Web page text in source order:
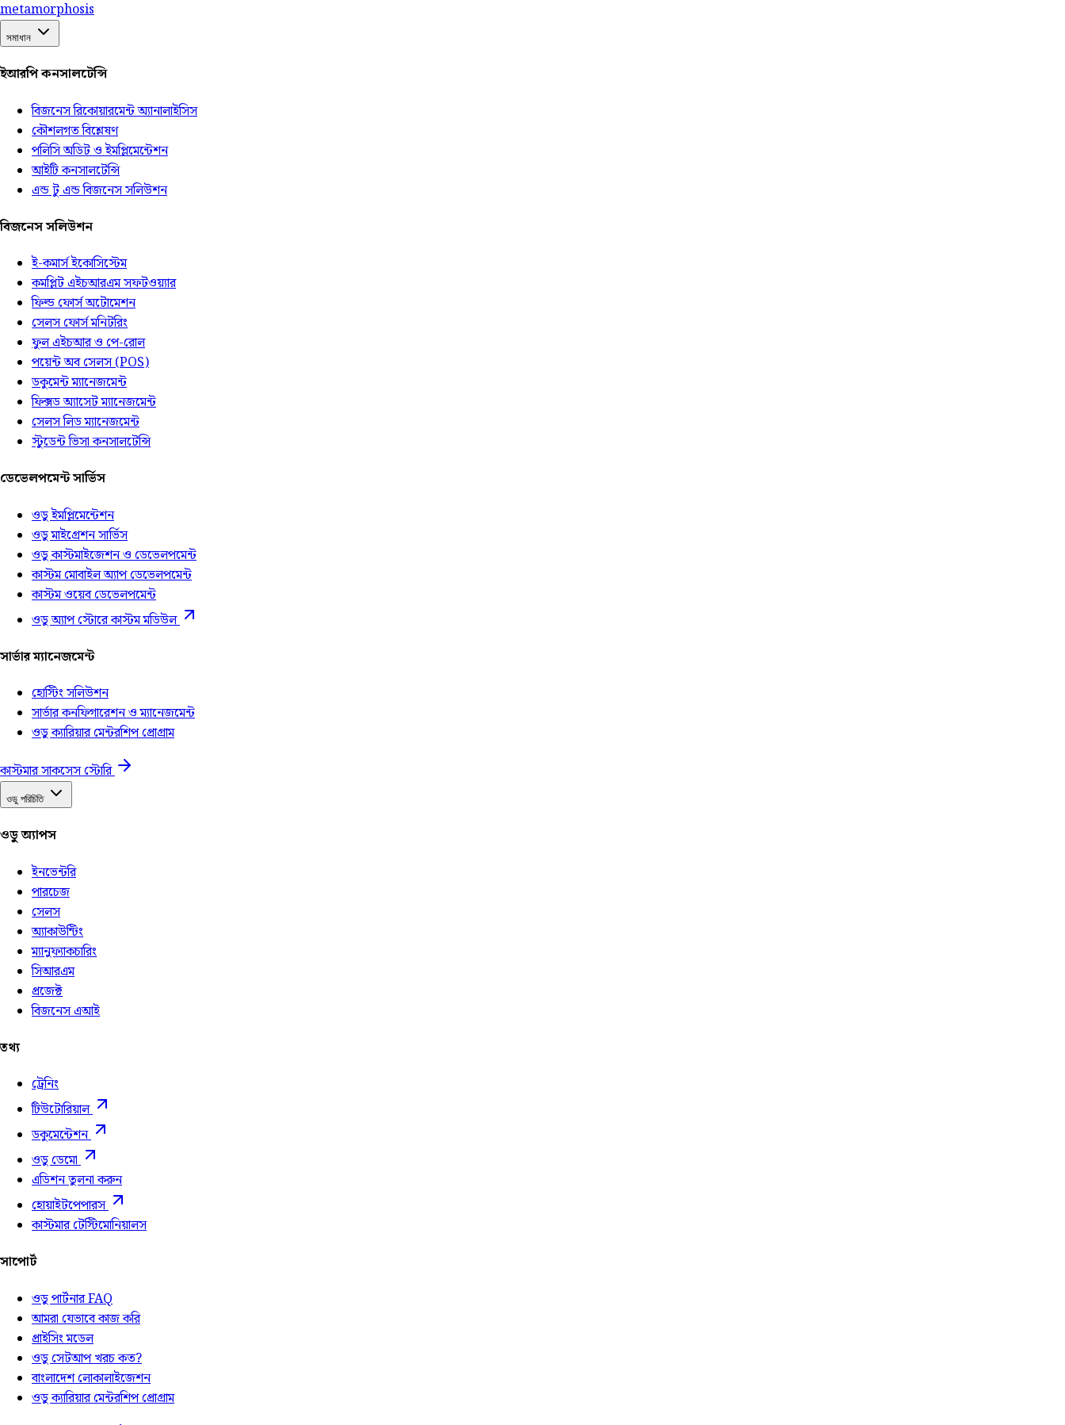
metamorphosis
সমাধান
ইআরপি কনসালটেন্সি
বিজনেস রিকোয়ারমেন্ট অ্যানালাইসিস
কৌশলগত বিশ্লেষণ
পলিসি অডিট ও ইমপ্লিমেন্টেশন
আইটি কনসালটেন্সি
এন্ড টু এন্ড বিজনেস সলিউশন
বিজনেস সলিউশন
ই-কমার্স ইকোসিস্টেম
কমপ্লিট এইচআরএম সফটওয়্যার
ফিল্ড ফোর্স অটোমেশন
সেলস ফোর্স মনিটরিং
ফুল এইচআর ও পে-রোল
পয়েন্ট অব সেলস (POS)
ডকুমেন্ট ম্যানেজমেন্ট
ফিক্সড অ্যাসেট ম্যানেজমেন্ট
সেলস লিড ম্যানেজমেন্ট
স্টুডেন্ট ভিসা কনসালটেন্সি
ডেভেলপমেন্ট সার্ভিস
ওডু ইমপ্লিমেন্টেশন
ওডু মাইগ্রেশন সার্ভিস
ওডু কাস্টমাইজেশন ও ডেভেলপমেন্ট
কাস্টম মোবাইল অ্যাপ ডেভেলপমেন্ট
কাস্টম ওয়েব ডেভেলপমেন্ট
ওডু অ্যাপ স্টোরে কাস্টম মডিউল
সার্ভার ম্যানেজমেন্ট
হোস্টিং সলিউশন
সার্ভার কনফিগারেশন ও ম্যানেজমেন্ট
ওডু ক্যারিয়ার মেন্টরশিপ প্রোগ্রাম
কাস্টমার সাকসেস স্টোরি
ওডু পরিচিতি
ওডু অ্যাপস
ইনভেন্টরি
পারচেজ
সেলস
অ্যাকাউন্টিং
ম্যানুফ্যাকচারিং
সিআরএম
প্রজেক্ট
বিজনেস এআই
তথ্য
ট্রেনিং
টিউটোরিয়াল
ডকুমেন্টেশন
ওডু ডেমো
এডিশন তুলনা করুন
হোয়াইটপেপারস
কাস্টমার টেস্টিমোনিয়ালস
সাপোর্ট
ওডু পার্টনার FAQ
আমরা যেভাবে কাজ করি
প্রাইসিং মডেল
ওডু সেটআপ খরচ কত?
বাংলাদেশ লোকালাইজেশন
ওডু ক্যারিয়ার মেন্টরশিপ প্রোগ্রাম